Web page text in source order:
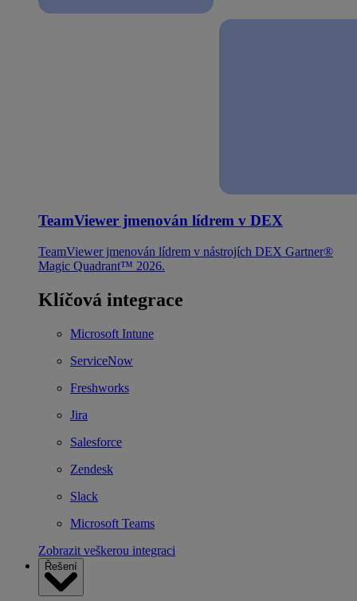
TeamViewer jmenován lídrem v DEX
TeamViewer jmenován lídrem v nástrojích DEX Gartner®
Magic Quadrant™ 2026.
Klíčová integrace
Microsoft Intune
ServiceNow
Freshworks
Jira
Salesforce
Zendesk
Slack
Microsoft Teams
Zobrazit veškerou integraci
Řešení